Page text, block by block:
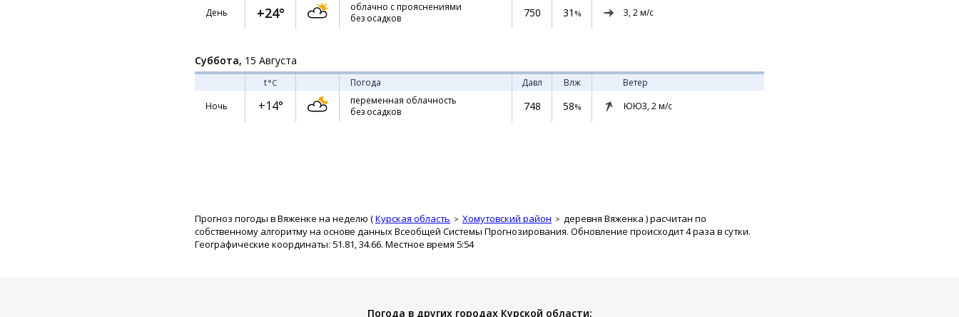
День +24°
облачно с прояснениями
без осадков
750 31 % З, 2м/с
Суббота, 15 Августа
t°C Погода Давл Влж
Ветер
Ночь
+14°
переменная облачность
без осадков
748 58% ЮЮЗ, 2м/с
Прогноз погоды в Вяженке на неделю (Курская область Хомутовский район деревня Вяженка ) расчитан по
собственному алгоритму на основе данных Всеобщей Системы Прогнозирования. Обновление происходит 4 раза в сутки.
Географические координаты: 51.81, 34.66. Местное время 5:54
Погода в других городах Курской области: